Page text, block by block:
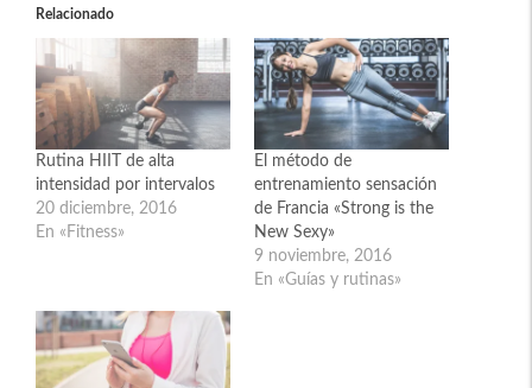
Relacionado
Rutina HIIT de alta
intensidad por intervalos
20 diciembre, 2016
En «Fitness»
El método de
entrenamiento sensación
de Francia «Strong is the
New Sexy»
9 noviembre, 2016
En «Guías y rutinas»